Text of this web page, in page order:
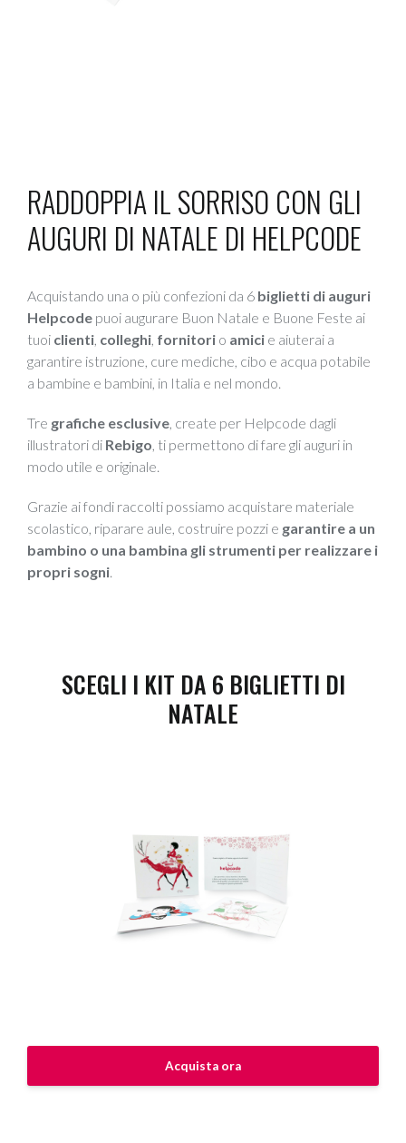
RADDOPPIA IL SORRISO CON GLI
AUGURI DI NATALE DI HELPCODE
Acquistando una o più confezioni da 6 biglietti di auguri
Helpcode puoi augurare Buon Natale e Buone Feste ai
tuoi clienti, colleghi, fornitori o amici e aiuterai a
garantire istruzione, cure mediche, cibo e acqua potabile
a bambine e bambini, in Italia e nel mondo.
Tre grafiche esclusive, create per Helpcode dagli
illustratori di Rebigo, ti permettono di fare gli auguri in
modo utile e originale.
Grazie ai fondi raccolti possiamo acquistare materiale
scolastico, riparare aule, costruire pozzi e garantire a un
bambino o una bambina gli strumenti per realizzare i
propri sogni.
SCEGLI I KIT DA 6 BIGLIETTI DI
NATALE
Acquista ora